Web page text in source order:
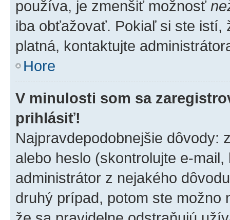
používa, je zmenšiť možnosť
iba obťažovať. Pokiaľ si ste istí,
platná, kontaktujte
Hore
V minulosti som sa
prihlásiť!
Najpravdepodobnejšie dôvody:
alebo heslo (skontrolujte e-
administrátor z nejakého
druhý prípad, potom ste možno